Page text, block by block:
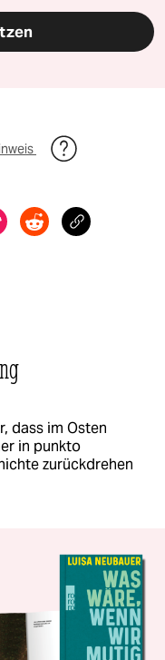
dass im Osten
in punkto
zurückdrehen